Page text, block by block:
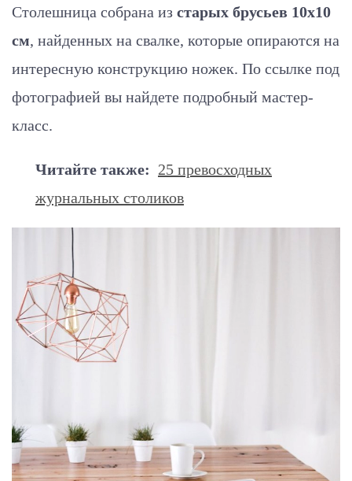
Столешница собрана из старых брусьев 10х10
см, найденных на свалке, которые опираются на
интересную конструкцию ножек. По ссылке под
фотографией вы найдете подробный мастер-
класс.
Читайте также: 25 превосходных
журнальных столиков